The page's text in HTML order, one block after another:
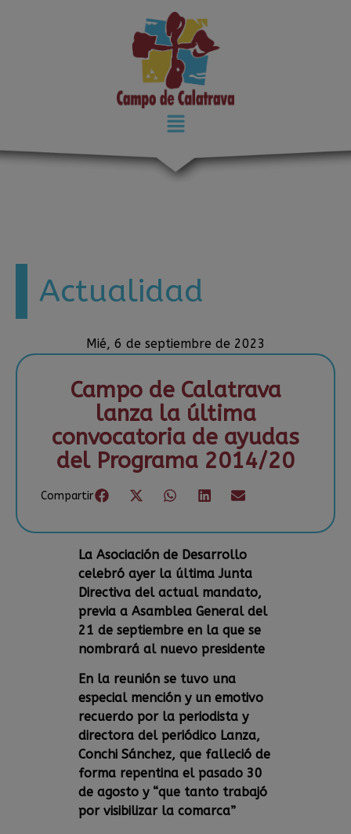
Actualidad
Mié, 6 de septiembre de 2023
Campo de Calatrava
lanza la última
convocatoria de ayudas
del Programa 2014/20
Compartir
La Asociación de Desarrollo
celebró ayer la última Junta
Directiva del actual mandato,
previa a Asamblea General del
21 de septiembre en la que se
nombrará al nuevo presidente
En la reunión se tuvo una
especial mención y un emotivo
recuerdo por la periodista y
directora del periódico Lanza,
Conchi Sánchez, que falleció de
forma repentina el pasado 30
de agosto y “que tanto trabajó
por visibilizar la comarca”